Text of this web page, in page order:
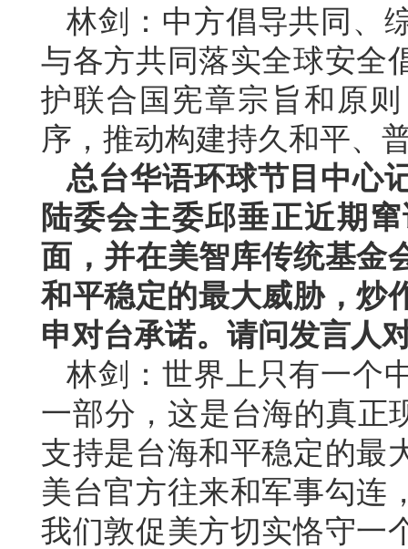
林剑：中方倡导共同、
与各方共同落实全球安全
护联合国宪章宗旨和原
序，推动构建持久和平、
总台华语环球节目中心
陆委会主委邱垂正近期
面，并在美智库传统基金
和平稳定的最大威胁，炒
申对台承诺。请问发言人
林剑：世界上只有一个
一部分，这是台海的真正
支持是台海和平稳定的最
美台官方往来和军事勾连
我们敦促美方切实恪守一